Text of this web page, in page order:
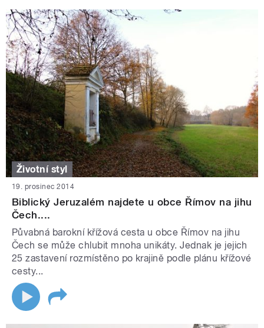
Životní styl
19. prosinec 2014
Biblický Jeruzalém najdete u obce Římov na jihu
Čech....
Půvabná barokní křížová cesta u obce Římov na jihu
Čech se může chlubit mnoha unikáty. Jednak je jejich
25 zastavení rozmístěno po krajině podle plánu křížové
cesty...